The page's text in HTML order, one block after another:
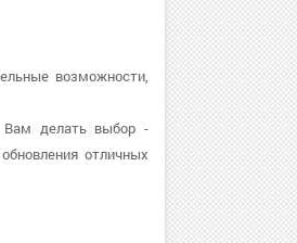
возможности,
Вам делать выбор -
отличных